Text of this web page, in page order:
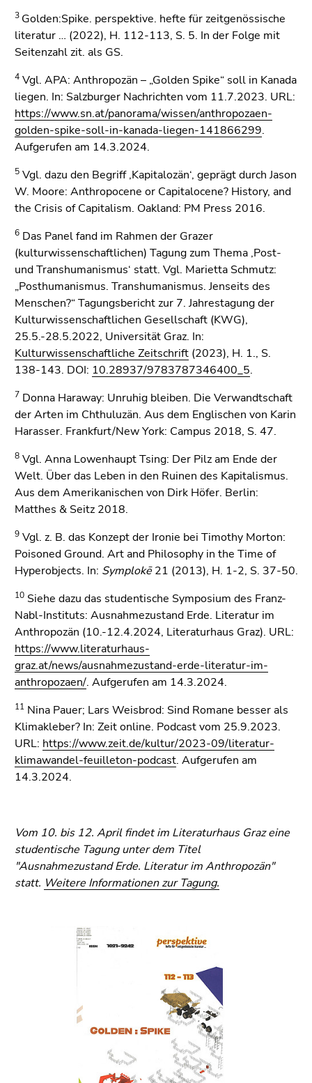
3 Golden:Spike. perspektive. hefte für zeitgenössische
literatur … (2022), H. 112-113, S. 5. In der Folge mit
Seitenzahl zit. als GS.
4 Vgl. APA: Anthropozän – „Golden Spike“ soll in Kanada
liegen. In: Salzburger Nachrichten vom 11.7.2023. URL:
https://www.sn.at/panorama/wissen/anthropozaen-
golden-spike-soll-in-kanada-liegen-141866299.
Aufgerufen am 14.3.2024.
5 Vgl. dazu den Begriff ‚Kapitalozän‘, geprägt durch Jason
W. Moore: Anthropocene or Capitalocene? History, and
the Crisis of Capitalism. Oakland: PM Press 2016.
6 Das Panel fand im Rahmen der Grazer
(kulturwissenschaftlichen) Tagung zum Thema ‚Post-
und Transhumanismus‘ statt. Vgl. Marietta Schmutz:
„Posthumanismus. Transhumanismus. Jenseits des
Menschen?“ Tagungsbericht zur 7. Jahrestagung der
Kulturwissenschaftlichen Gesellschaft (KWG),
25.5.-28.5.2022, Universität Graz. In:
Kulturwissenschaftliche Zeitschrift (2023), H. 1., S.
138-143. DOI: 10.28937/9783787346400_5.
7 Donna Haraway: Unruhig bleiben. Die Verwandtschaft
der Arten im Chthuluzän. Aus dem Englischen von Karin
Harasser. Frankfurt/New York: Campus 2018, S. 47.
8 Vgl. Anna Lowenhaupt Tsing: Der Pilz am Ende der
Welt. Über das Leben in den Ruinen des Kapitalismus.
Aus dem Amerikanischen von Dirk Höfer. Berlin:
Matthes & Seitz 2018.
9 Vgl. z. B. das Konzept der Ironie bei Timothy Morton:
Poisoned Ground. Art and Philosophy in the Time of
Hyperobjects. In: Symplokē21 (2013), H. 1-2, S. 37-50.
10 Siehe dazu das studentische Symposium des Franz-
Nabl-Instituts: Ausnahmezustand Erde. Literatur im
Anthropozän (10.-12.4.2024, Literaturhaus Graz). URL:
https://www.literaturhaus-
graz.at/news/ausnahmezustand-erde-literatur-im-
anthropozaen/. Aufgerufen am 14.3.2024.
11 Nina Pauer; Lars Weisbrod: Sind Romane besser als
Klimakleber? In: Zeit online. Podcast vom 25.9.2023.
URL: https://www.zeit.de/kultur/2023-09/literatur-
klimawandel-feuilleton-podcast. Aufgerufen am
14.3.2024.
Vom 10. bis 12. April findet im Literaturhaus Graz eine
studentische Tagung unter dem Titel
"Ausnahmezustand Erde. Literatur im Anthropozän"
statt. Weitere Informationen zur Tagung.